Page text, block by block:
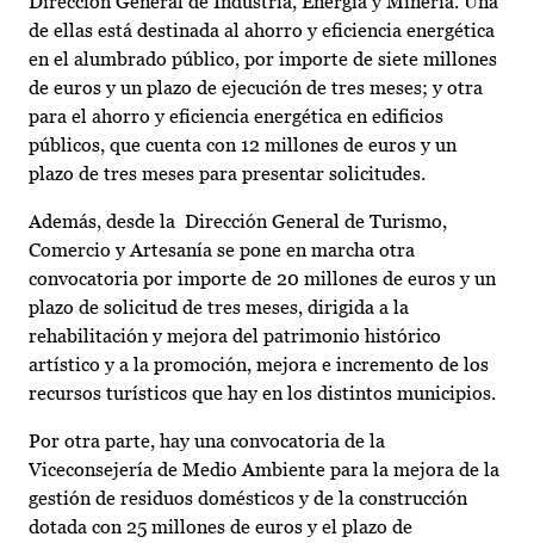
de ellas está destinada al ahorro y eficiencia energética
en el alumbrado público, por importe de siete millones
de euros y un plazo de ejecución de tres meses; y otra
para el ahorro y eficiencia energética en edificios
públicos, que cuenta con 12 millones de euros y un
plazo de tres meses para presentar solicitudes.
Además, desde la Dirección General de Turismo,
Comercio y Artesanía se pone en marcha otra
convocatoria por importe de 20 millones de euros y un
plazo de solicitud de tres meses, dirigida a la
rehabilitación y mejora del patrimonio histórico
artístico y a la promoción, mejora e incremento de los
recursos turísticos que hay en los distintos municipios.
Por otra parte, hay una convocatoria de la
Viceconsejería de Medio Ambiente para la mejora de la
gestión de residuos domésticos y de la construcción
dotada con 25 millones de euros y el plazo de